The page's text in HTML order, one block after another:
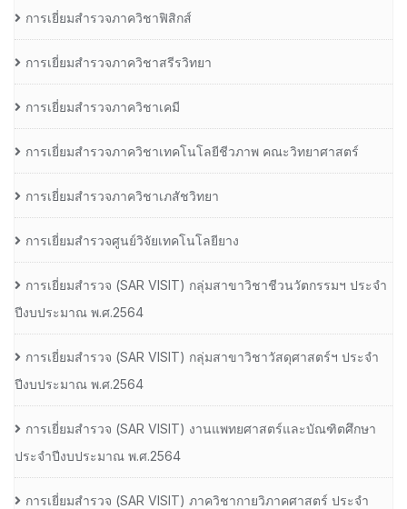
การเยี่ยมสำรวจภาควิชาฟิสิกส์
การเยี่ยมสำรวจภาควิชาสรีรวิทยา
การเยี่ยมสำรวจภาควิชาเคมี
การเยี่ยมสำรวจภาควิชาเทคโนโลยีชีวภาพ คณะวิทยาศาสตร์
การเยี่ยมสำรวจภาควิชาเภสัชวิทยา
การเยี่ยมสำรวจศูนย์วิจัยเทคโนโลยียาง
การเยี่ยมสํารวจ (SAR VISIT) กลุ่มสาขาวิชาชีวนวัตกรรมฯ ประจํา
ปีงบประมาณ พ.ศ.2564
การเยี่ยมสํารวจ (SAR VISIT) กลุ่มสาขาวิชาวัสดุศาสตร์ฯ ประจํา
ปีงบประมาณ พ.ศ.2564
การเยี่ยมสํารวจ (SAR VISIT) งานแพทยศาสตร์และบัณฑิตศึกษา
ประจําปีงบประมาณ พ.ศ.2564
การเยี่ยมสํารวจ (SAR VISIT) ภาควิชากายวิภาคศาสตร์ ประจํา